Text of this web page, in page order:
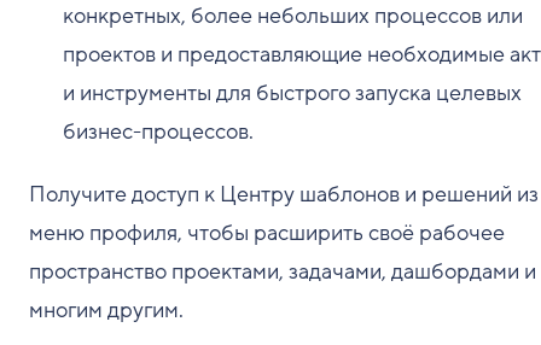
конкретных, более небольших процессов или
проектов и предоставляющие необходимые
и инструменты для быстрого запуска целевых
бизнес-процессов.
Получите доступ к Центру шаблонов и решений из
меню профиля, чтобы расширить своё рабочее
пространство проектами, задачами, дашбордами и
многим другим.